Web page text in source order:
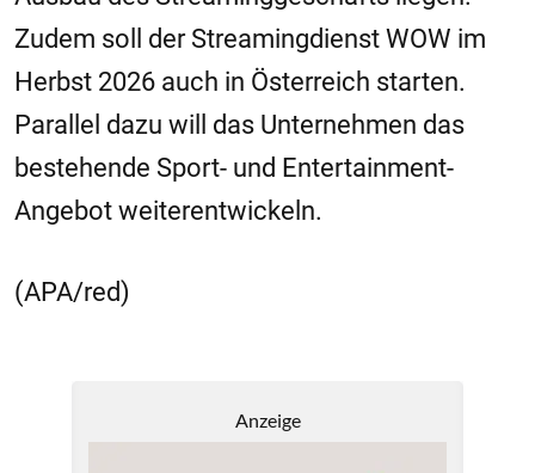
Zudem soll der Streamingdienst WOW im
Herbst 2026 auch in Österreich starten.
Parallel dazu will das Unternehmen das
bestehende Sport- und Entertainment-
Angebot weiterentwickeln.
(APA/red)
Anzeige